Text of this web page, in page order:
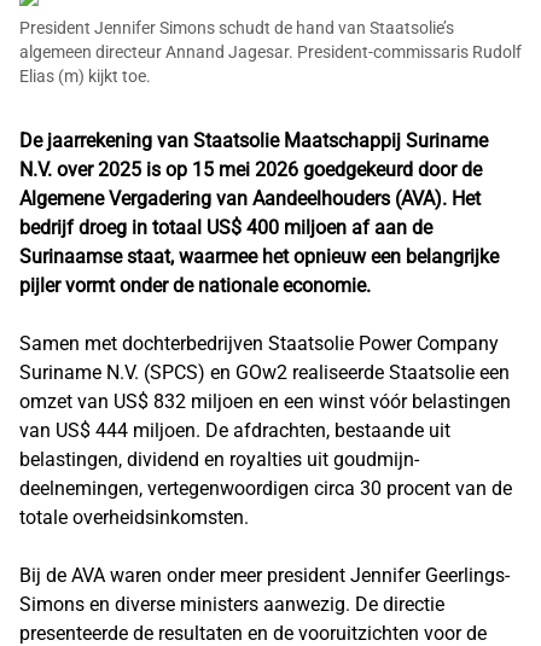
President Jennifer Simons schudt de hand van Staatsolie’s
algemeen directeur Annand Jagesar. President-commissaris Rudolf
Elias (m) kijkt toe.
De jaarrekening van Staatsolie Maatschappij Suriname
N.V. over 2025 is op 15 mei 2026 goedgekeurd door de
Algemene Vergadering van Aandeelhouders (AVA). Het
bedrijf droeg in totaal US$ 400 miljoen af aan de
Surinaamse staat, waarmee het opnieuw een belangrijke
pijler vormt onder de nationale economie.
Samen met dochterbedrijven Staatsolie Power Company
Suriname N.V. (SPCS) en GOw2 realiseerde Staatsolie een
omzet van US$ 832 miljoen en een winst vóór belastingen
van US$ 444 miljoen. De afdrachten, bestaande uit
belastingen, dividend en royalties uit goudmijn-
deelnemingen, vertegenwoordigen circa 30 procent van de
totale overheidsinkomsten.
Bij de AVA waren onder meer president Jennifer Geerlings-
Simons en diverse ministers aanwezig. De directie
presenteerde de resultaten en de vooruitzichten voor de